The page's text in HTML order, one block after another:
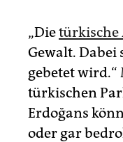
„Dietürkische
Gewalt. Dabei
gebetet
türkischen
Erdoğans
oder gar